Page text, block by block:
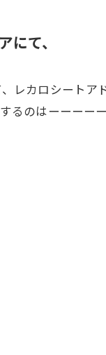
にて、
レカロシート
るのはーーーー